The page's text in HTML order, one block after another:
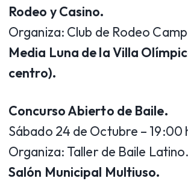
Rodeo y Casino.
Organiza: Club de Rodeo
Media Luna de la Villa
centro).
Concurso Abierto de Baile.
Sábado 24 de Octubre – 19:00
Organiza: Taller de Baile Latino.
Salón Municipal Multiuso.